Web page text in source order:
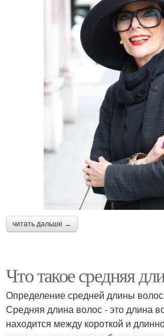
читать дальше →
Что такое средняя
Определение средней длины волос
Средняя длина волос - это длина
находится между короткой и